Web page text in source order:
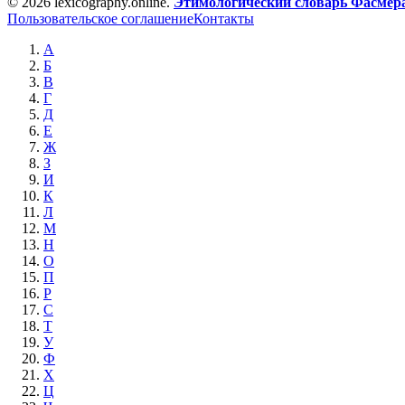
Пользовательское соглашениеКонтакты
А
Б
В
Г
Д
Е
Ж
З
И
К
Л
М
Н
О
П
Р
С
Т
У
Ф
Х
Ц